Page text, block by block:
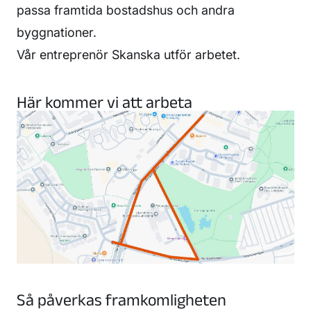
passa framtida bostadshus och andra
byggnationer.
Vår entreprenör Skanska utför arbetet.
Här kommer vi att arbeta
Så påverkas framkomligheten